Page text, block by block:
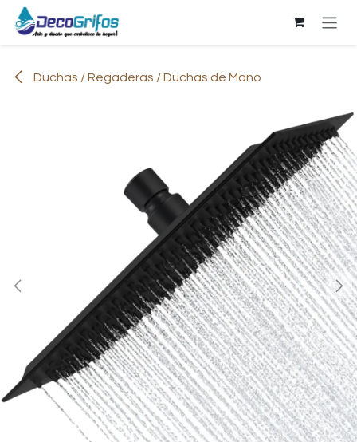
Ir al contenido
Duchas / Regaderas / Duchas de Mano